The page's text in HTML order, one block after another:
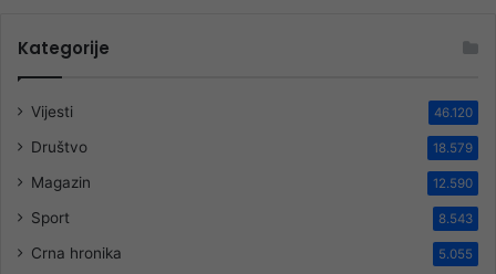
Kategorije
Vijesti 46.120
Društvo 18.579
Magazin 12.590
Sport 8.543
Crna hronika 5.055